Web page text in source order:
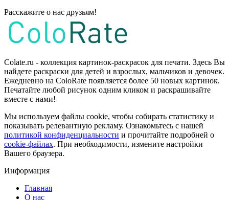
Расскажите о нас друзьям!
Colate.ru - коллекция картинок-раскрасок для печати. Здесь Вы
найдете раскраски для детей и взрослых, мальчиков и девочек.
Ежедневно на ColoRate появляется более 50 новых картинок.
Печатайте любой рисунок одним кликом и раскрашивайте
вместе с нами!
Мы используем файлы cookie, чтобы собирать статистику и
показывать релевантную рекламу. Ознакомьтесь с нашей
политикой конфиденциальности и прочитайте подробней о
cookie-файлах. При необходимости, измените настройки
Вашего браузера.
Информация
Главная
О нас